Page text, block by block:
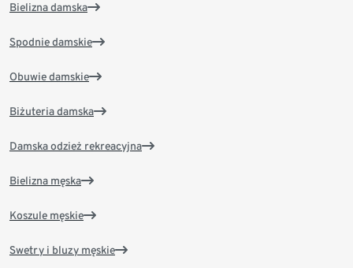
Bielizna damska
Spodnie damskie
Obuwie damskie
Biżuteria damska
Damska odzież rekreacyjna
Bielizna męska
Koszule męskie
Swetry i bluzy męskie